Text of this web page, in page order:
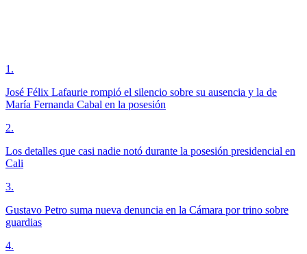
1 .
José Félix Lafaurie rompió el silencio sobre su ausencia y la de
María Fernanda Cabal en la posesión
2.
Los detalles que casi nadie notó durante la posesión presidencial en
Cali
3.
Gustavo Petro suma nueva denuncia en la Cámara por trino sobre
guardias
4.